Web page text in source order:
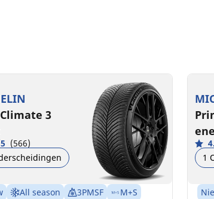
3
(566)
All season 3PMSF
M+S
1